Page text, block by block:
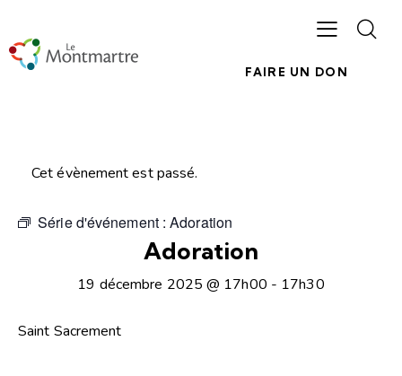
FAIRE UN DON
Cet évènement est passé.
Série d'événement :Adoration
Adoration
19 décembre 2025 @ 17h00 - 17h30
Saint Sacrement